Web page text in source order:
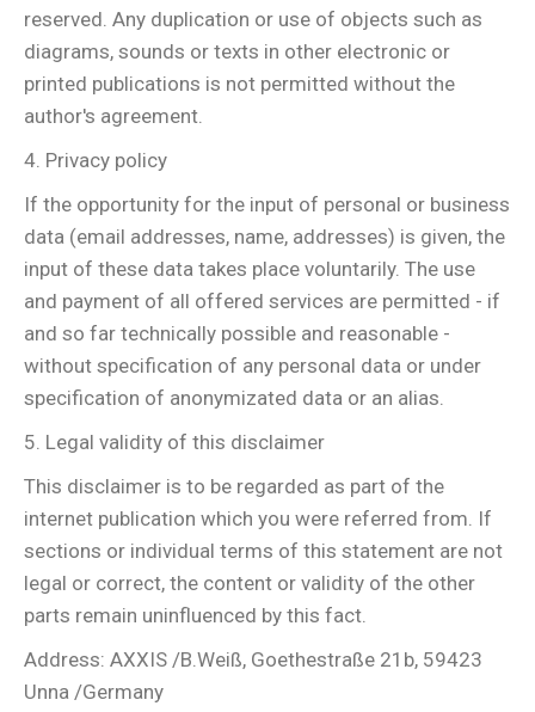
reserved. Any duplication or use of objects such as
diagrams, sounds or texts in other electronic or
printed publications is not permitted without the
author's agreement.
4. Privacy policy
If the opportunity for the input of personal or business
data (email addresses, name, addresses) is given, the
input of these data takes place voluntarily. The use
and payment of all offered services are permitted - if
and so far technically possible and reasonable -
without specification of any personal data or under
specification of anonymizated data or an alias.
5. Legal validity of this disclaimer
This disclaimer is to be regarded as part of the
internet publication which you were referred from. If
sections or individual terms of this statement are not
legal or correct, the content or validity of the other
parts remain uninfluenced by this fact.
Address: AXXIS /B.Weiß, Goethestraße 21b, 59423
Unna /Germany